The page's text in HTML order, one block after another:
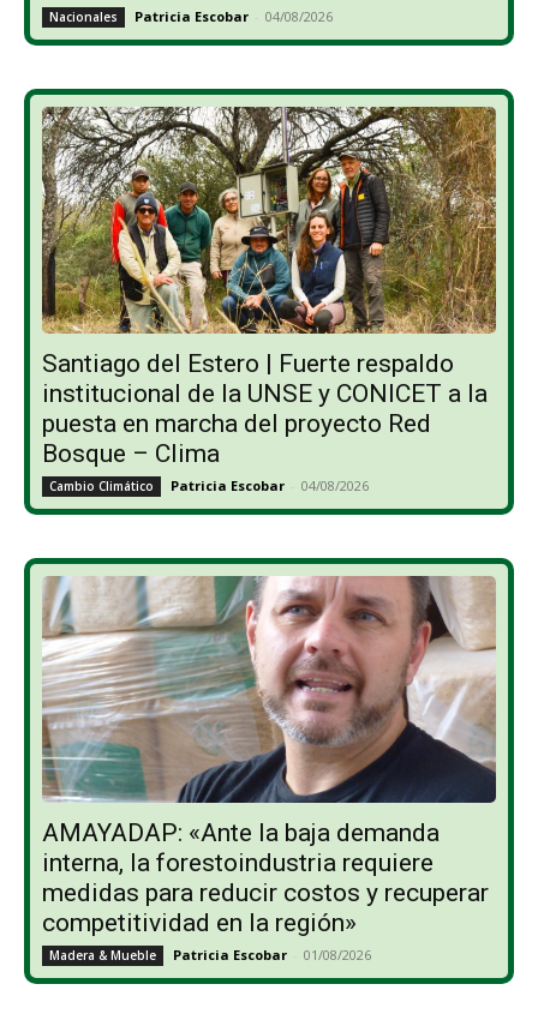
Nacionales Patricia Escobar - 04/08/2026
Santiago del Estero | Fuerte respaldo
institucional de la UNSE y CONICET a la
puesta en marcha del proyecto Red
Bosque – Clima
Cambio Climático Patricia Escobar - 04/08/2026
AMAYADAP: «Ante la baja demanda
interna, la forestoindustria requiere
medidas para reducir costos y recuperar
competitividad en la región»
Madera & Mueble Patricia Escobar - 01/08/2026